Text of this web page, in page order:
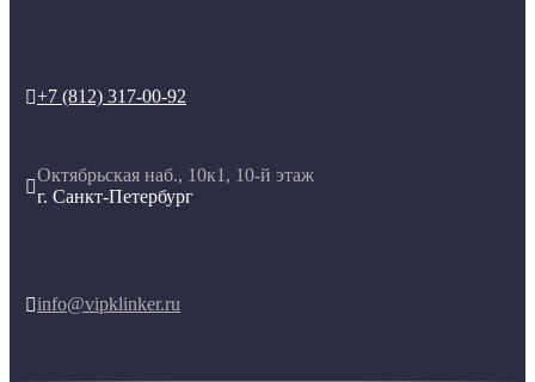
+7 (812) 317-00-92

Октябрьская наб., 10к1, 10-й этаж
г. Санкт-Петербург
info@vipklinker.ru